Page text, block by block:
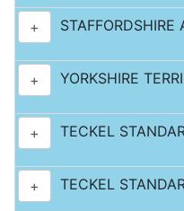
+
+ YORKSHIRE
+ TECKEL
+ TECKEL